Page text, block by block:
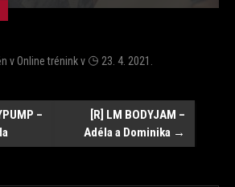
vOnline tréninkv 23. 4. 2021
–
[R] LM BODYJAM –
Adéla a Dominika →